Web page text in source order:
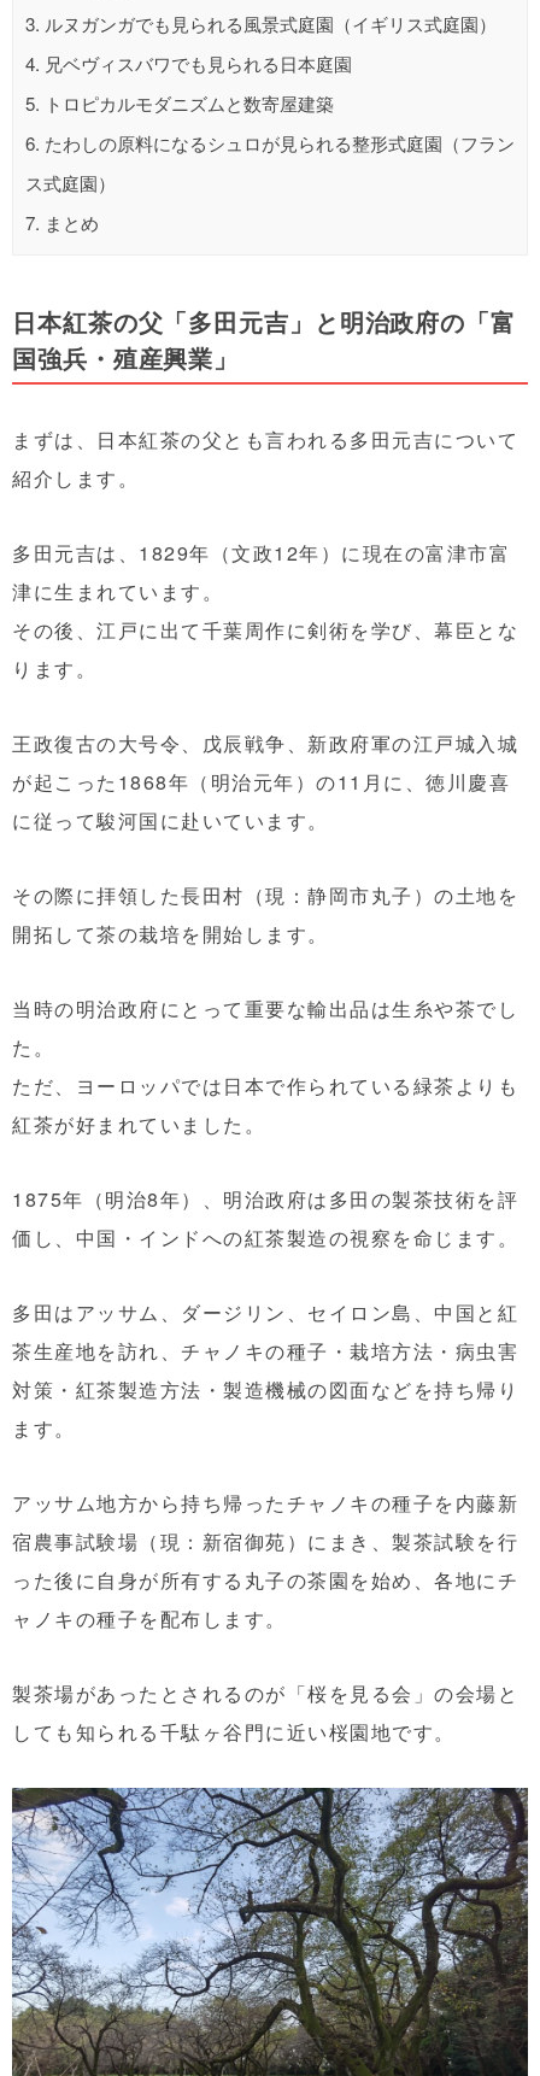
3. ルヌガンガでも見られる風景式庭園（イギリス式庭園）
4. 兄ベヴィスバワでも見られる日本庭園
5. トロピカルモダニズムと数寄屋建築
6. たわしの原料になるシュロが見られる整形式庭園（フラン
ス式庭園）
7. まとめ
日本紅茶の父「多田元吉」と明治政府の「富
国強兵・殖産興業」
まずは、日本紅茶の父とも言われる多田元吉について
紹介します。
多田元吉は、1829年（文政12年）に現在の富津市富
津に生まれています。
その後、江戸に出て千葉周作に剣術を学び、幕臣とな
ります。
王政復古の大号令、戊辰戦争、新政府軍の江戸城入城
が起こった1868年（明治元年）の11月に、徳川慶喜
に従って駿河国に赴いています。
その際に拝領した長田村（現：静岡市丸子）の土地を
開拓して茶の栽培を開始します。
当時の明治政府にとって重要な輸出品は生糸や茶でし
た。
ただ、ヨーロッパでは日本で作られている緑茶よりも
紅茶が好まれていました。
1875年（明治8年）、明治政府は多田の製茶技術を評
価し、中国・インドへの紅茶製造の視察を命じます。
多田はアッサム、ダージリン、セイロン島、中国と紅
茶生産地を訪れ、チャノキの種子・栽培方法・病虫害
対策・紅茶製造方法・製造機械の図面などを持ち帰り
ます。
アッサム地方から持ち帰ったチャノキの種子を内藤新
宿農事試験場（現：新宿御苑）にまき、製茶試験を行
った後に自身が所有する丸子の茶園を始め、各地にチ
ャノキの種子を配布します。
製茶場があったとされるのが「桜を見る会」の会場と
しても知られる千駄ヶ谷門に近い桜園地です。